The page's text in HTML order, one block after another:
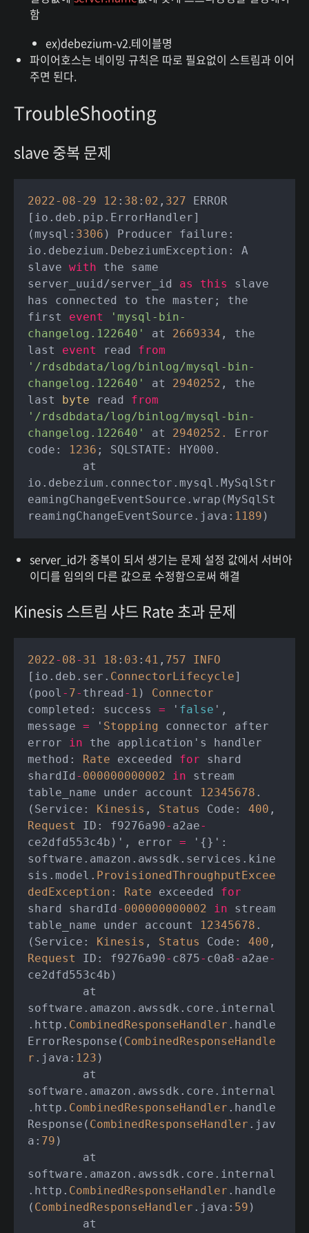
함
ex)debezium-v2.테이블명
파이어호스는 네이밍 규칙은 따로 필요없이 스트림과 이어
주면 된다.
TroubleShooting
slave 중복 문제
2022-08-29 12 : 38 : 02 , 327 ERROR
[io.deb.pip.ErrorHandler]
(mysql: 3306 ) Producer failure:
io.debezium.DebeziumException: A
slave with the same
server_uuid/server_id as this
slave
has connected to the master; the
first event
'mysql-bin-
changelog.122640'
at 2669334 , the
last event read from
'/rdsdbdata/log/binlog/mysql-bin-
changelog.122640'
at 2940252 , the
last byte read from
'/rdsdbdata/log/binlog/mysql-bin-
changelog.122640'
at 2940252.
Error
code:
1236 ; SQLSTATE: HY000.
io.debezium.connector.mysql.MySqlStr
eamingChangeEventSource.wrap(MySqlSt
reamingChangeEventSource.java: 1189
server_id가 중복이 되서 생기는 문제 설정 값에서 서버아
이디를 임의의 다른 값으로 수정함으로써 해결
Kinesis 스트림 샤드 Rate 초과 문제
2022- 08- 31 18 : 03 : 41 , 757
INFO
[io.deb.ser. ConnectorLifecycle]
(pool - 7- thread - 1 ) Connector
completed: success = ' false ',
message = ' Stopping connector after
error in the application's handler
method: Rate exceeded for shard
shardId - 000000000002 in stream
table_name under account
12345678 .
(Service: Kinesis , Status Code: 400
Request
ID: f9276a90- a2ae-
ce2dfd553c4b)', error = '{}':
software.amazon.awssdk.services.kine
sis.model. ProvisionedThroughputExcee
dedException : Rate exceeded for
shard shardId - 000000000002 in stream
table_name under account
12345678 .
(Service: Kinesis , Status Code: 400
Request
ID: f9276a90- c875- c0a8- a2ae-
ce2dfd553c4b)
software.amazon.awssdk.core.internal
.http. CombinedResponseHandler .handle
ErrorResponse( CombinedResponseHandle
r .java: 123 )
software.amazon.awssdk.core.internal
.http. CombinedResponseHandler .handle
Response( CombinedResponseHandler .jav
a: 79 )
software.amazon.awssdk.core.internal
.http. CombinedResponseHandler .handle
( CombinedResponseHandler .java: 59 )